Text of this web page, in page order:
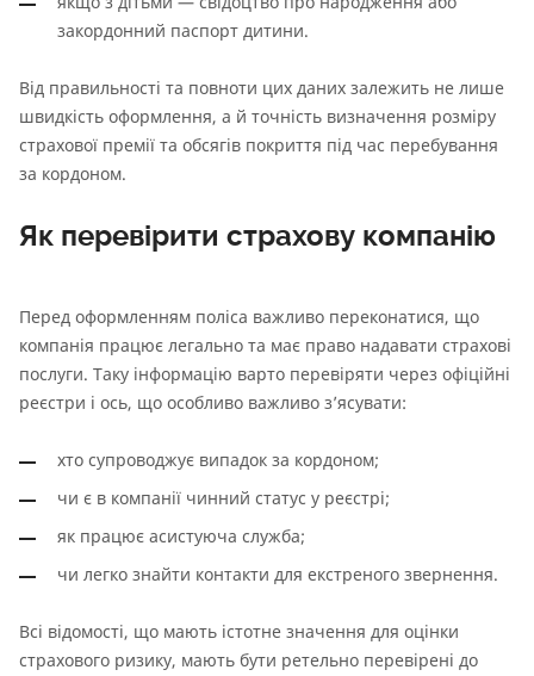
закордонний паспорт дитини.
Від правильності та повноти цих даних залежить не лише
швидкість оформлення, а й точність визначення розміру
страхової премії та обсягів покриття під час перебування
за кордоном.
Як перевірити страхову компанію
Перед оформленням поліса важливо переконатися, що
компанія працює легально та має право надавати страхові
послуги. Таку інформацію варто перевіряти через офіційні
реєстри і ось, що особливо важливо з’ясувати:
хто супроводжує випадок за кордоном;
чи є в компанії чинний статус у реєстрі;
як працює асистуюча служба;
чи легко знайти контакти для екстреного звернення.
Всі відомості, що мають істотне значення для оцінки
страхового ризику, мають бути ретельно перевірені до